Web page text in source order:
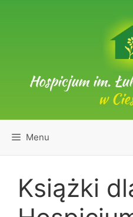
Hospicjum im.
w
Menu
Książki